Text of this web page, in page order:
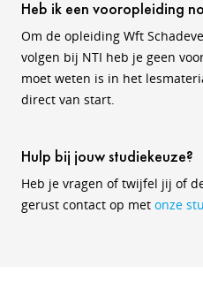
Heb ik een vooropleiding
Om de opleiding Wft
volgen bij NTI heb je geen
moet weten is in het
direct van start.
Hulp bij jouw studiekeuze?
Heb je vragen of twijfel jij of
gerust contact op met onze